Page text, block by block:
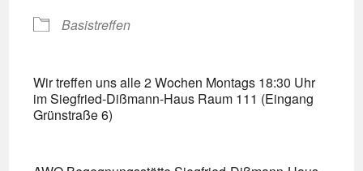
Basistreffen
Wir treffen uns alle 2 Wochen Montags 18:30 Uhr
im Siegfried-Dißmann-Haus Raum 111 (Eingang
Grünstraße 6)